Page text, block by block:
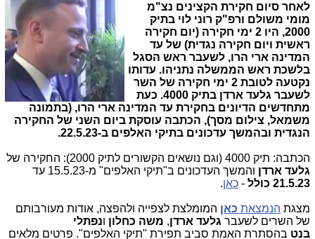
לאחר סיום חקירת הקצינים נצ"מ
מומי משולם ורפ"ק רוני לוי בתיק
2000, היו 2 ימי חקירה (יום חקירה
ראשית ויום חקירה נגדית) של עד
המדינה ארי הרו, לשעבר ראש הסגל
בלשכת ראש הממשלה נתניהו. עדותו
נקטעה לטובת 2 ימי חקירה של השר
לשעבר גלעד ארדן בתיק 4000. כעת
מתחדשים הדיונים בחקירת עד המדינה ארי הרו, (בתמונה
משמאל, צילום מסך), הכתבה עוסקת ביום השני של החקירה
הנגדית ובהמשך עדכונים בתיקי האלפים ב-22.5.23.
הכתבה: תיק 4000 (וגם נושאים הקשורים לתיק 2000): החקירה של
גלעד ארדן והמשך העדכונים ב"תיקי האלפים" מ-15.5.23 עד
21.5.23 כולל - כאן.
מצגת הנמצאת כאן המומלצת לצפייה ולהפצה, אודות מעורבותם
של השרים לשעבר גלעד ארדן, משה כחלון ונפתלי
בנט בהסתרת האמת סביב תפירת "תיקי האלפים". פרטים מלאים